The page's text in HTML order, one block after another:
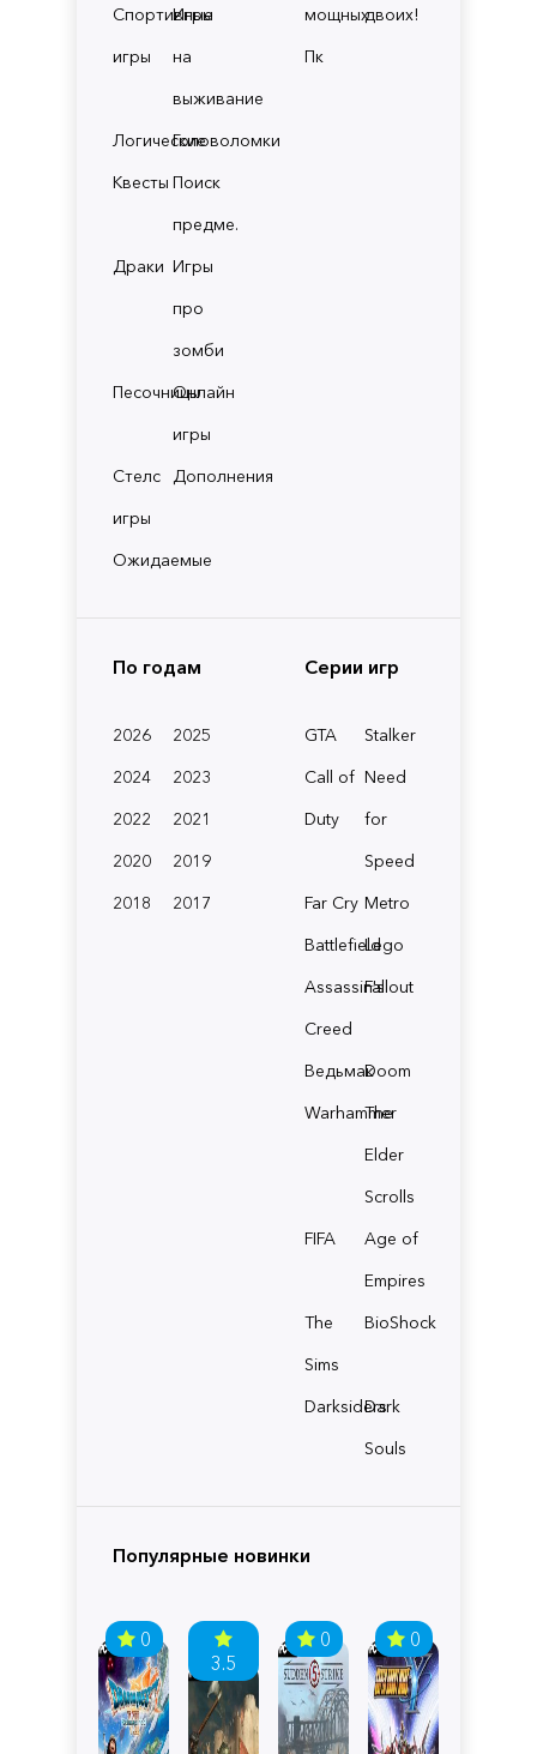
Спортивные
игры
Игры
на
выживание
ЛогическиеГоловоломки
Квесты Поиск
предме.
Драки Игры
про
зомби
ПесочницыОнлайн
игры
Стелс
игры
Дополнения
Ожидаемые
мощных
Пк
двоих!
По годам
2026
2025
2024
2023
2022
2021
2020
2019
2018
2017
Серии игр
GTA
Stalker
Call of
Duty
Need
for
Speed
Far Cry Metro
BattlefieldLego
Assassin's
Creed
Fallout
ВедьмакDoom
Warhammer
The
Elder
Scrolls
FIFA
Age of
Empires
The
Sims
BioShock
Darksiders
Dark
Souls
Популярные новинки
0
3.5
0 0